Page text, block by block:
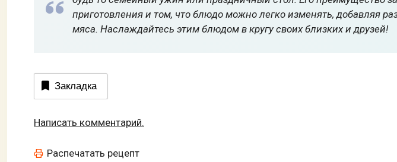
приготовления и том, что блюдо можно легко изменять, добавляя
мяса. Наслаждайтесь этим блюдом в кругу своих близких и друзей!
Закладка
Написать комментарий.
Распечатать рецепт